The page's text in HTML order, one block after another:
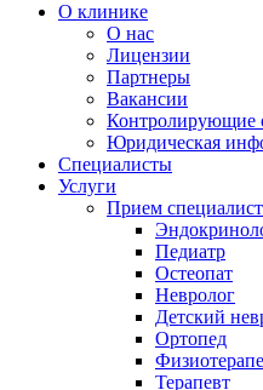
О клинике
О нас
Лицензии
Партнеры
Вакансии
Контролирующие
Юридическая
Специалисты
Услуги
Прием
Педиатр
Остеопат
Невролог
Детский
Ортопед
Терапевт